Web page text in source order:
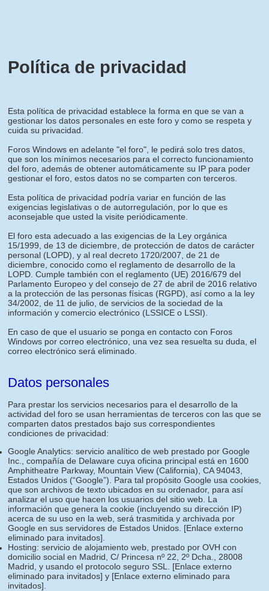
Política de privacidad
Esta política de privacidad establece la forma en que se van a
gestionar los datos personales en este foro y como se respeta y
cuida su privacidad.
Foros Windows en adelante "el foro", le pedirá solo tres datos,
que son los mínimos necesarios para el correcto funcionamiento
del foro, además de obtener automáticamente su IP para poder
gestionar el foro, estos datos no se comparten con terceros.
Esta política de privacidad podría variar en función de las
exigencias legislativas o de autorregulación, por lo que es
aconsejable que usted la visite periódicamente.
El foro esta adecuado a las exigencias de la Ley orgánica
15/1999, de 13 de diciembre, de protección de datos de carácter
personal (LOPD), y al real decreto 1720/2007, de 21 de
diciembre, conocido como el reglamento de desarrollo de la
LOPD. Cumple también con el reglamento (UE) 2016/679 del
Parlamento Europeo y del consejo de 27 de abril de 2016 relativo
a la protección de las personas físicas (RGPD), así como a la ley
34/2002, de 11 de julio, de servicios de la sociedad de la
información y comercio electrónico (LSSICE o LSSI).
En caso de que el usuario se ponga en contacto con Foros
Windows por correo electrónico, una vez sea resuelta su duda, el
correo electrónico será eliminado.
Datos personales
Para prestar los servicios necesarios para el desarrollo de la
actividad del foro se usan herramientas de terceros con las que se
comparten datos prestados bajo sus correspondientes
condiciones de privacidad:
Google Analytics: servicio analítico de web prestado por Google
Inc., compañía de Delaware cuya oficina principal está en 1600
Amphitheatre Parkway, Mountain View (California), CA 94043,
Estados Unidos (“Google”). Para tal propósito Google usa cookies,
que son archivos de texto ubicados en su ordenador, para así
analizar el uso que hacen los usuarios del sitio web. La
información que genera la cookie (incluyendo su dirección IP)
acerca de su uso en la web, será trasmitida y archivada por
Google en sus servidores de Estados Unidos. [Enlace externo
eliminado para invitados]
Hosting: servicio de alojamiento web, prestado por OVH con
domicilio social en Madrid, C/ Princesa nº 22, 2º Dcha., 28008
Madrid, y usando el protocolo seguro SSL. [Enlace externo
eliminado para invitados] y [Enlace externo eliminado para
invitados]